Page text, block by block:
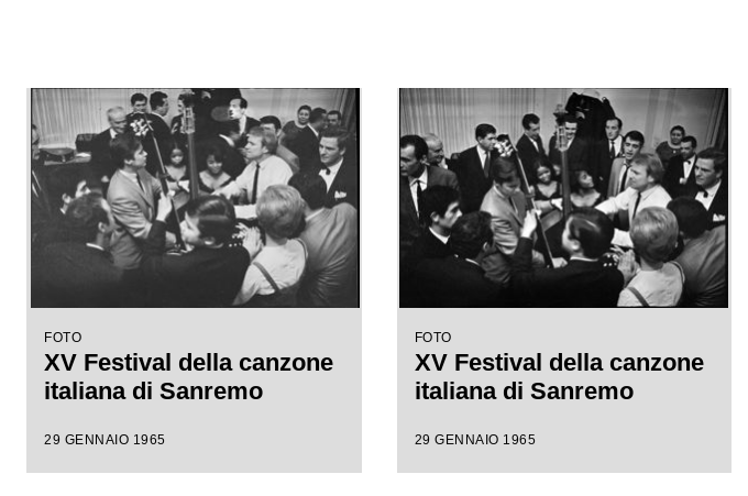
FOTO
XV Festival della canzone
italiana di Sanremo
29 GENNAIO 1965
FOTO
XV Festival della canzone
italiana di Sanremo
29 GENNAIO 1965